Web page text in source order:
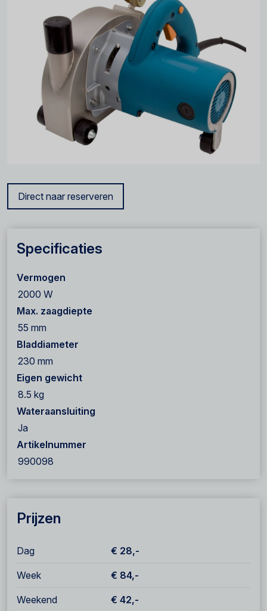
Direct naar reserveren
Specificaties
Vermogen
2000 W
Max. zaagdiepte
55 mm
Bladdiameter
230 mm
Eigen gewicht
8.5 kg
Wateraansluiting
Ja
Artikelnummer
990098
Prijzen
Dag € 28,-
Week € 84,-
Weekend € 42,-